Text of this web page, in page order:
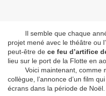
Il semble que chaque
projet mené avec le théâtre ou
peut-être de ce feu d’artifice
lieu sur le port de la Flotte en
Voici maintenant, comme
collègue, l’annonce d’un film
écrans dans la période de Noël.